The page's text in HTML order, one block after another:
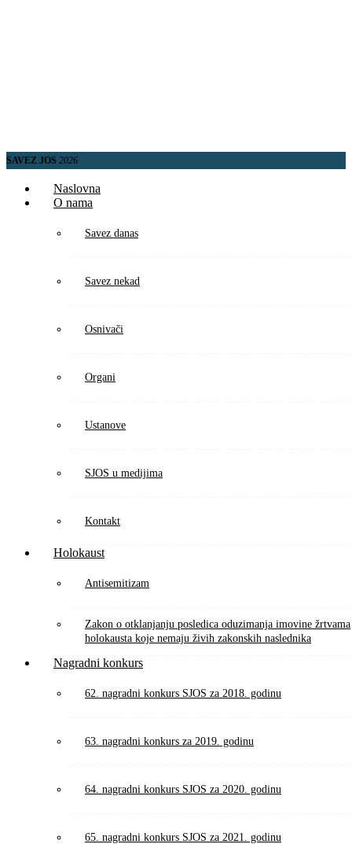
SAVEZ JOS 2026
Naslovna
O nama
Savez danas
Savez nekad
Osnivači
Organi
Ustanove
SJOS u medijima
Kontakt
Holokaust
Antisemitizam
Zakon o otklanjanju posledica oduzimanja imovine žrtvama
holokausta koje nemaju živih zakonskih naslednika
Nagradni konkurs
62. nagradni konkurs SJOS za 2018. godinu
63. nagradni konkurs za 2019. godinu
64. nagradni konkurs SJOS za 2020. godinu
65. nagradni konkurs SJOS za 2021. godinu